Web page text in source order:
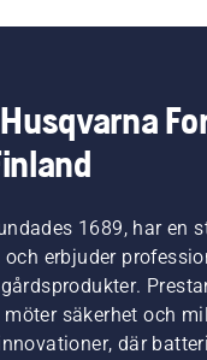
1689, har en
erbjuder
säkerhet och
där